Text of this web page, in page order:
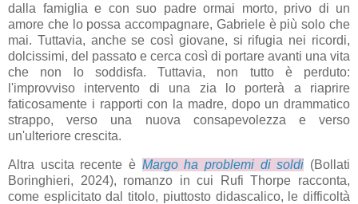
dalla famiglia e con suo padre ormai morto, privo di un
amore che lo possa accompagnare, Gabriele è più solo che
mai. Tuttavia, anche se così giovane, si rifugia nei ricordi,
dolcissimi, del passato e cerca così di portare avanti una vita
che non lo soddisfa. Tuttavia, non tutto è perduto:
l'improvviso intervento di una zia lo porterà a riaprire
faticosamente i rapporti con la madre, dopo un drammatico
strappo, verso una nuova consapevolezza e verso
un'ulteriore crescita.
Altra uscita recente è Margo ha problemi di soldi (Bollati
Boringhieri, 2024), romanzo in cui Rufi Thorpe racconta,
come esplicitato dal titolo, piuttosto didascalico, le difficoltà